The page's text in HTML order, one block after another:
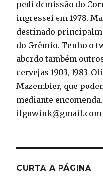
pedi demissão do
ingressei em 1978.
destinado
do Grêmio. Tenho o
abordo também
cervejas 1903, 1983,
Mazembier, que
mediante
ilgowink@gmail.com
CURTA A PÁGINA